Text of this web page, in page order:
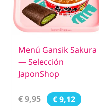
Menú Gansik Sakura
— Selección
JaponShop
€ 9,95 € 9,12